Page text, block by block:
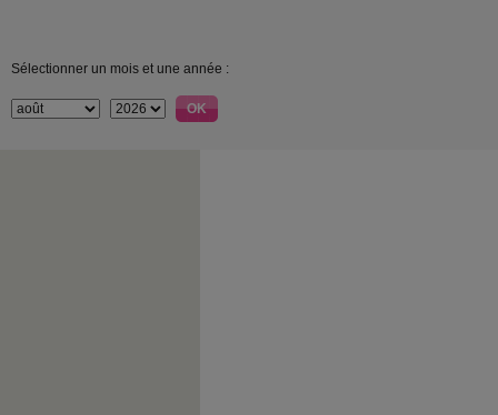
Sélectionner un mois et une année :